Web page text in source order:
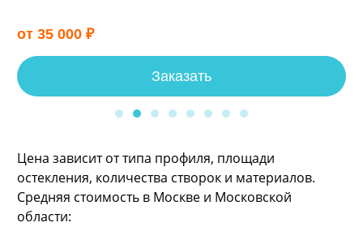
от 35 000 ₽
Заказать
Цена зависит от типа профиля, площади
остекления, количества створок и материалов.
Средняя стоимость в Москве и Московской
области: